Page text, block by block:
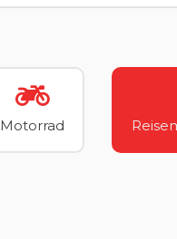
Motorrad